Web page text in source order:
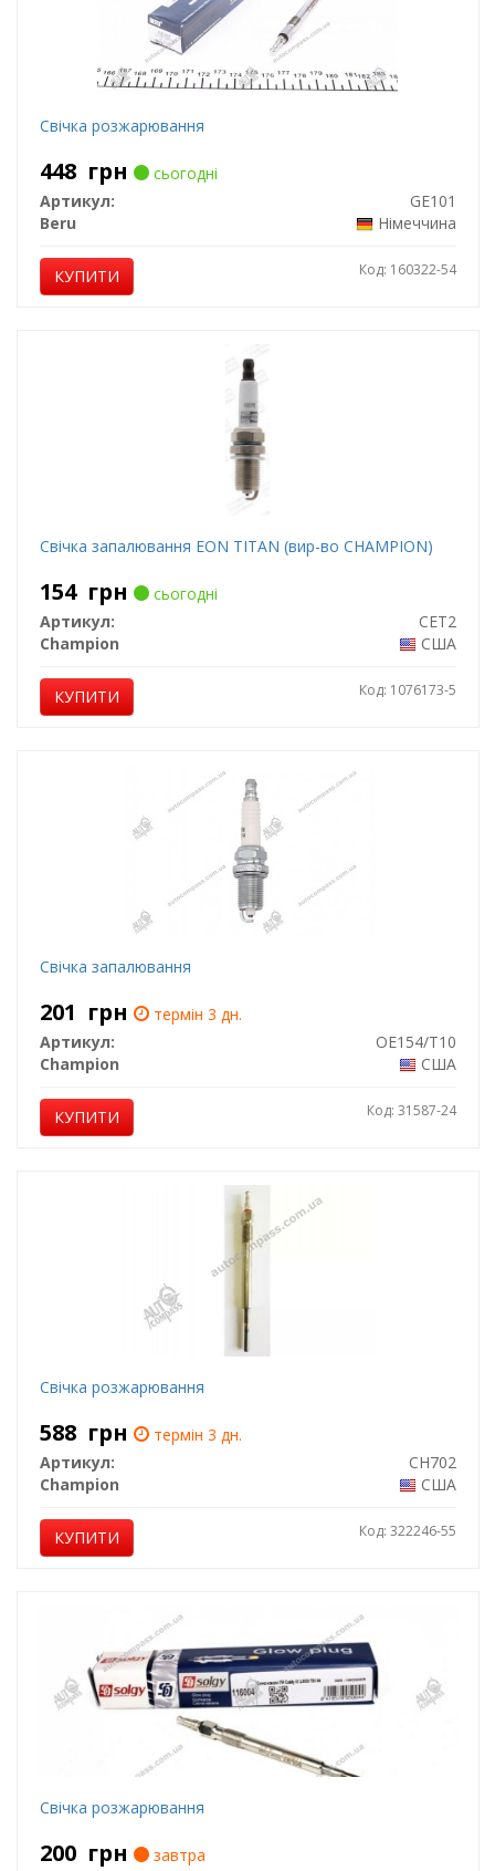
Свічка розжарювання
448 грн
сьогодні
Артикул:
GE101
Beru
Німеччина
КУПИТИ Код: 160322-54
Свічка запалювання EON TITAN (вир-во CHAMPION)
154 грн
сьогодні
Артикул:
CET2
Champion
США
КУПИТИ Код: 1076173-5
Свічка запалювання
201 грн
термін 3 дн.
Артикул:
OE154/T10
Champion
США
КУПИТИ Код: 31587-24
Свічка розжарювання
588 грн
термін 3 дн.
Артикул:
CH702
Champion
США
КУПИТИ Код: 322246-55
Свічка розжарювання
200 грн
завтра